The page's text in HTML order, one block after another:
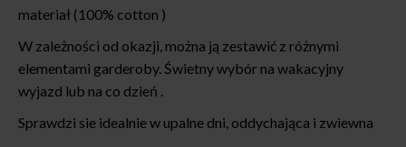
materiał (100% cotton )
W zależności od okazji, można ją zestawić z różnymi
elementami garderoby. Świetny wybór na wakacyjny
wyjazd lub na co dzień .
Sprawdzi sie idealnie w upalne dni, oddychająca i zwiewna